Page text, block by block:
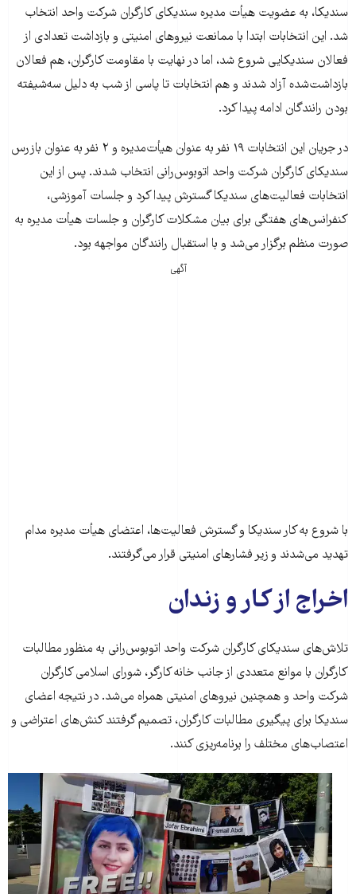
سندیکا، به عضویت هیأت مدیره سندیکای کارگران شرکت واحد انتخاب
شد. این انتخابات ابتدا با ممانعت نیروهای امنیتی و بازداشت تعدادی از
فعالان سندیکایی شروع شد، اما در نهایت با مقاومت کارگران، هم فعالان
بازداشت‌شده آزاد شدند و هم انتخابات تا پاسی از شب به دلیل سه‌شیفته
بودن رانندگان ادامه پیدا کرد.
در جریان این انتخابات ۱۹ نفر به عنوان هیأت‌مدیره و ۲ نفر به عنوان بازرس
سندیکای کارگران شرکت واحد اتوبوس‌رانی انتخاب شدند. پس از این
انتخابات فعالیت‌های سندیکا گسترش پیدا کرد و جلسات آموزشی،
کنفرانس‌های هفتگی برای بیان مشکلات کارگران و جلسات هیأت مدیره به
صورت منظم برگزار می‌شد و با استقبال رانندگان مواجهه بود.
آگهی
با شروع به کار سندیکا و گسترش فعالیت‌ها، اعتضای هیأت مدیره مدام
تهدید می‌شدند و زیر فشارهای امنیتی قرار می‌گرفتند.
اخراج از کار و زندان
تلاش‌های سندیکای کارگران شرکت واحد اتوبوس‌رانی به منظور مطالبات
کارگران با موانع متعددی از جانب خانه کارگر، شورای اسلامی کارگران
شرکت واحد و همچنین نیروهای امنیتی همراه می‌شد. در نتیجه اعضای
سندیکا برای پیگیری مطالبات کارگران، تصمیم گرفتند کنش‌های اعتراضی و
اعتصاب‌های مختلف را برنامه‌ریزی کنند.